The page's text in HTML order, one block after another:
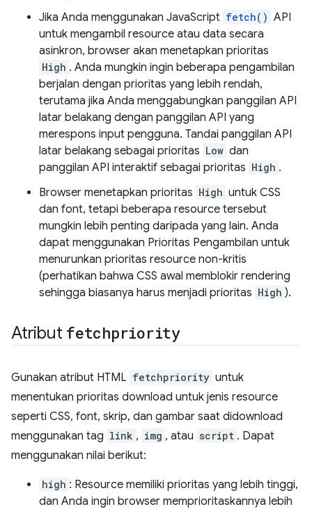
Jika Anda menggunakan JavaScript fetch() API
untuk mengambil resource atau data secara
asinkron, browser akan menetapkan prioritas
High . Anda mungkin ingin beberapa pengambilan
berjalan dengan prioritas yang lebih rendah,
terutama jika Anda menggabungkan panggilan API
latar belakang dengan panggilan API yang
merespons input pengguna. Tandai panggilan API
latar belakang sebagai prioritas Low dan
panggilan API interaktif sebagai prioritas High .
Browser menetapkan prioritas High untuk CSS
dan font, tetapi beberapa resource tersebut
mungkin lebih penting daripada yang lain. Anda
dapat menggunakan Prioritas Pengambilan untuk
menurunkan prioritas resource non-kritis
(perhatikan bahwa CSS awal memblokir rendering
sehingga biasanya harus menjadi prioritas High ).
Atribut fetchpriority
Gunakan atribut HTML fetchpriority untuk
menentukan prioritas download untuk jenis resource
seperti CSS, font, skrip, dan gambar saat didownload
menggunakan tag link , img , atau script . Dapat
menggunakan nilai berikut:
high : Resource memiliki prioritas yang lebih tinggi,
dan Anda ingin browser memprioritaskannya lebih